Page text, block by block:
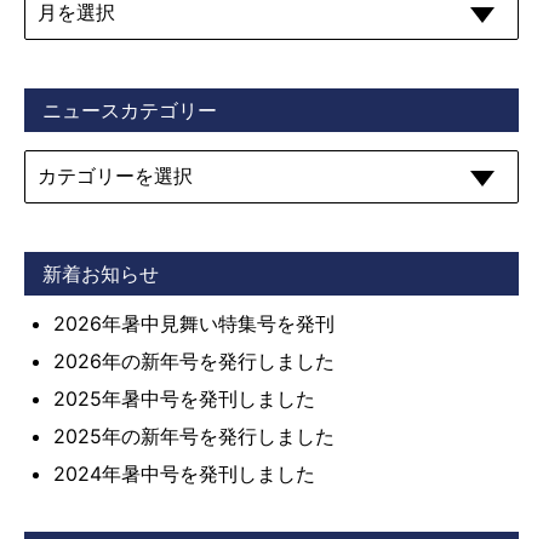
ニュースカテゴリー
新着お知らせ
2026年暑中見舞い特集号を発刊
2026年の新年号を発行しました
2025年暑中号を発刊しました
2025年の新年号を発行しました
2024年暑中号を発刊しました